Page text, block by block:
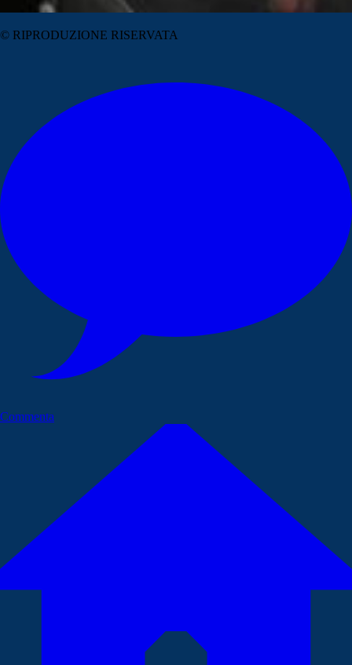
© RIPRODUZIONE RISERVATA
Commenta